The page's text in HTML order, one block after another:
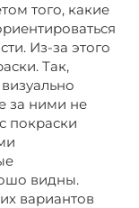
того, какие
Из-за этого
Так,
за ними не
покраски
видны.
вариантов